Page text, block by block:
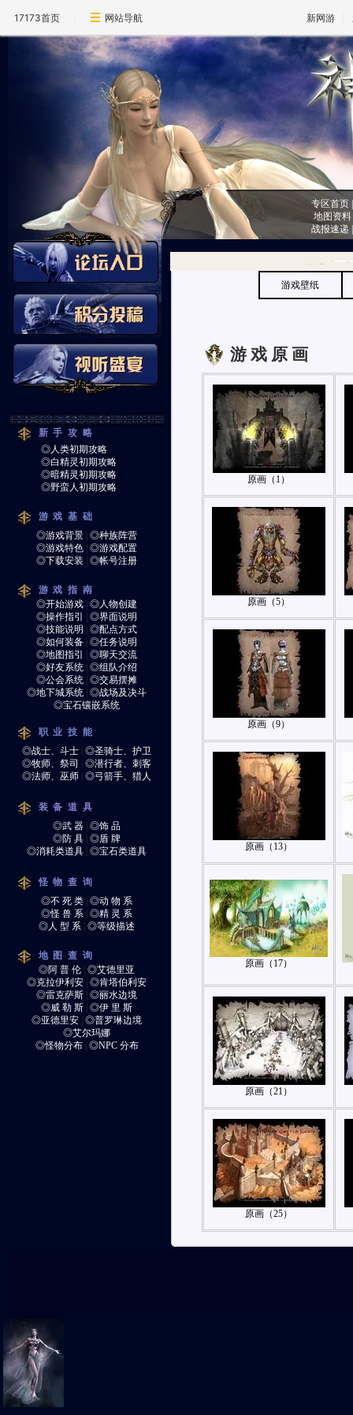
17173首页 网站导航 新网游
专区首页
地图资料
战报速递
新手攻略
◎人类初期攻略
◎白精灵初期攻略
◎暗精灵初期攻略
◎野蛮人初期攻略
游戏基础
◎游戏背景 |◎种族阵营
◎游戏特色 |◎游戏配置
◎下载安装
|◎帐号注册
游戏指南
◎开始游戏 |◎人物创建
◎操作指引
|◎界面说明
◎技能说明
|◎配点方式
◎如何装备 |◎任务说明
◎地图指引
|◎聊天交流
◎好友系统 |◎组队介绍
◎公会系统 |◎交易摆摊
◎地下城系统 |◎战场及决斗
◎宝石镶嵌系统
职业技能
◎战士、斗士 |◎圣骑士、护卫
◎牧师、祭司
|◎潜行者、刺客
◎法师、巫师 |◎弓箭手、猎人
装备道具
◎武 器 |◎饰 品
◎防 具 |◎盾 牌
◎消耗类道具 |◎宝石类道具
怪物查询
◎不 死 类 |◎动 物 系
◎怪 兽 系 |◎精 灵 系
◎人 型 系 |◎等级描述
地图查询
◎阿 普 伦 |◎艾德里亚
◎克拉伊利安 |◎肯塔伯利安
◎雷克萨斯 |◎丽水边境
◎威 勒 斯 |◎伊 里 斯
◎亚德里安 |◎普罗琳边境
◎艾尔玛娜
◎怪物分布 ◎NPC 分布
游戏壁纸
游 戏 原 画
原画（1）
原画（5）
原画（9）
原画（13）
原画（17）
原画（21）
原画（25）